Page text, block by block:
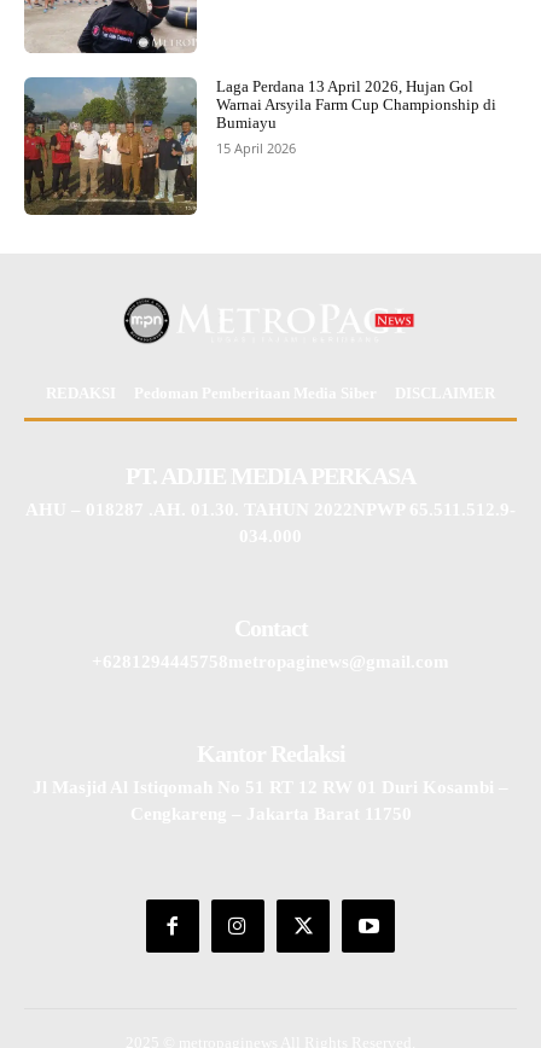
Laga Perdana 13 April 2026, Hujan Gol
Warnai Arsyila Farm Cup Championship di
Bumiayu
15 April 2026